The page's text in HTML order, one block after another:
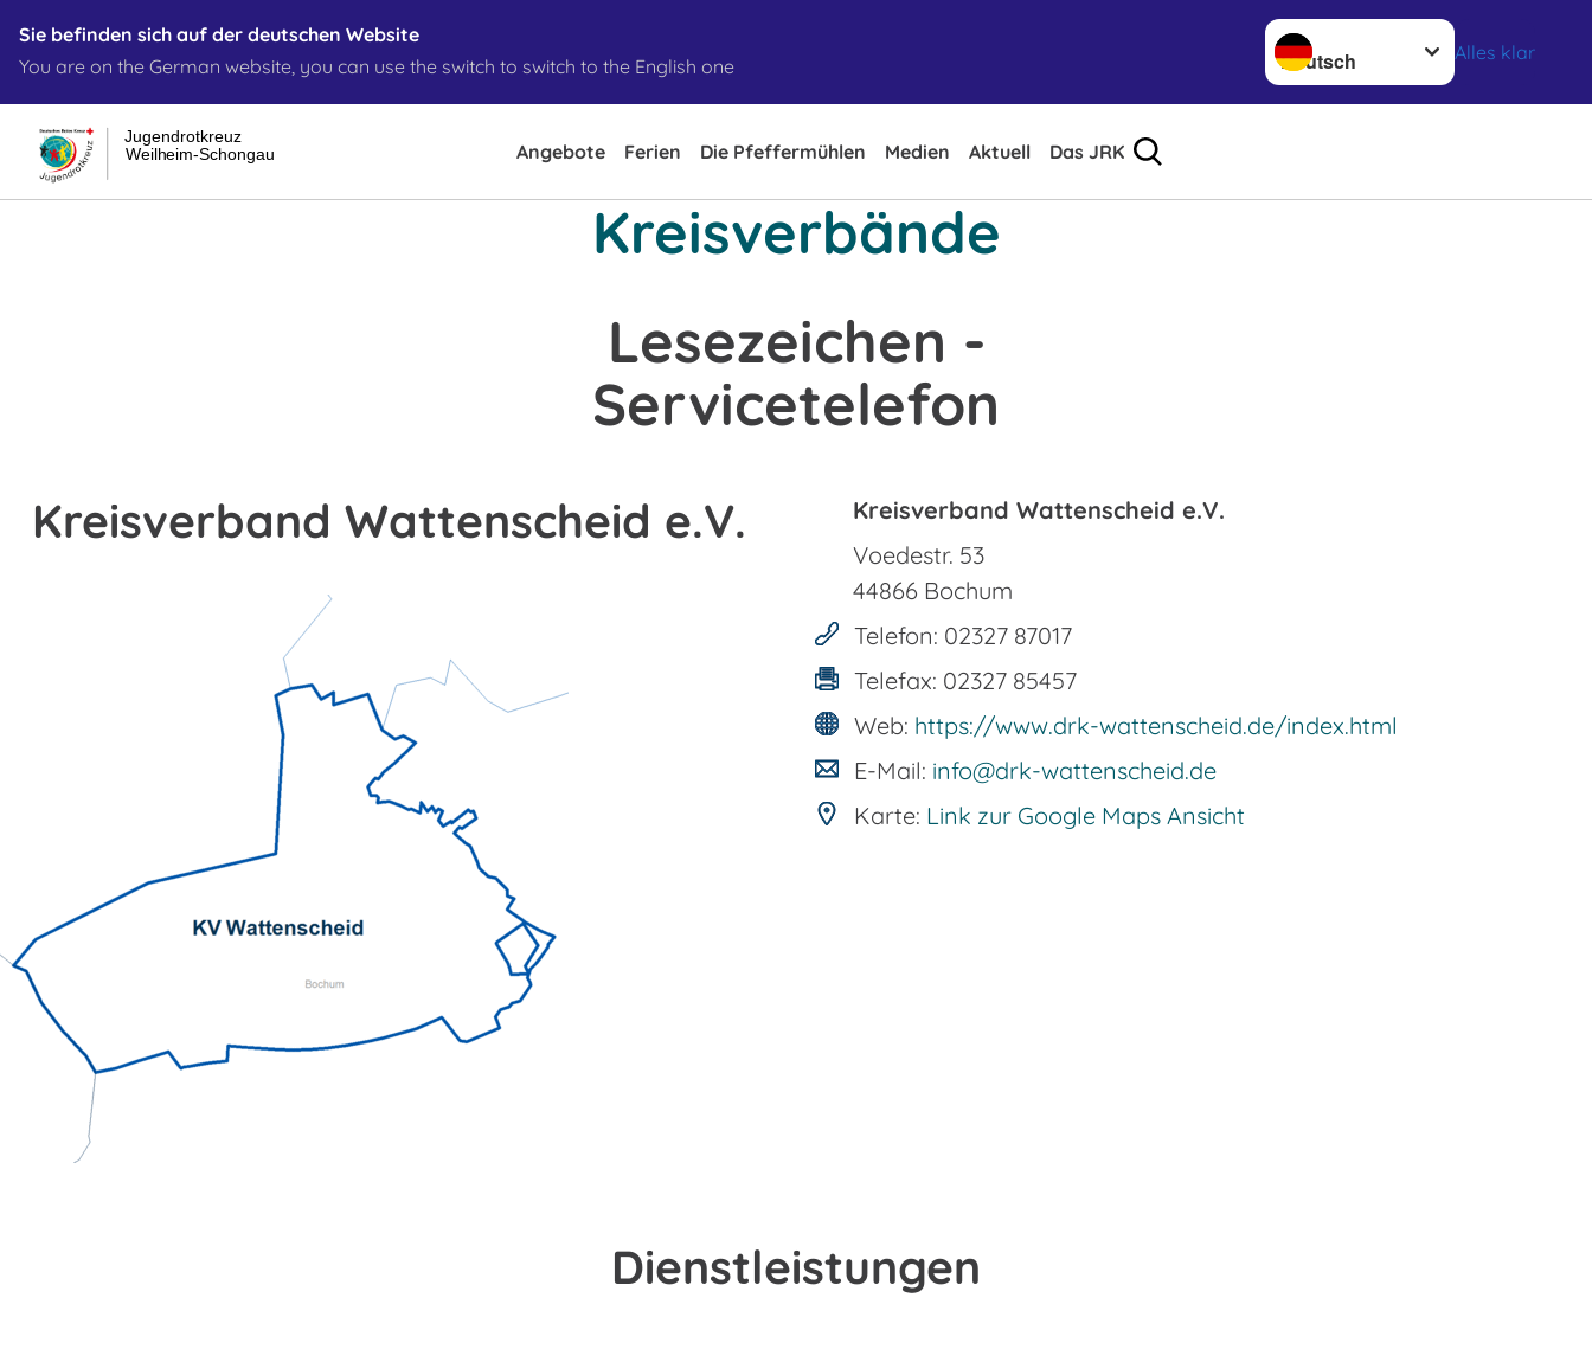
Sie befinden sich auf der deutschen Website
You are on the German website, you can use the switch to switch to the English one
Sprache wechseln zu
Alles klar
Weilheim-Schongau
Jugendrotkreuz
Angebote Ferien Die Pfeffermühlen Medien Aktuell Das JRK
Kreisverbände
Lesezeichen -
Servicetelefon
Kreisverband Wattenscheid e.V.
Kreisverband Wattenscheid e.V.
Voedestr. 53
44866 Bochum
Telefon: 02327 87017
Telefax: 02327 85457
Web: https://www.drk-wattenscheid.de/index.html
E-Mail: info@drk-wattenscheid.de
Karte: Link zur Google Maps Ansicht
Dienstleistungen